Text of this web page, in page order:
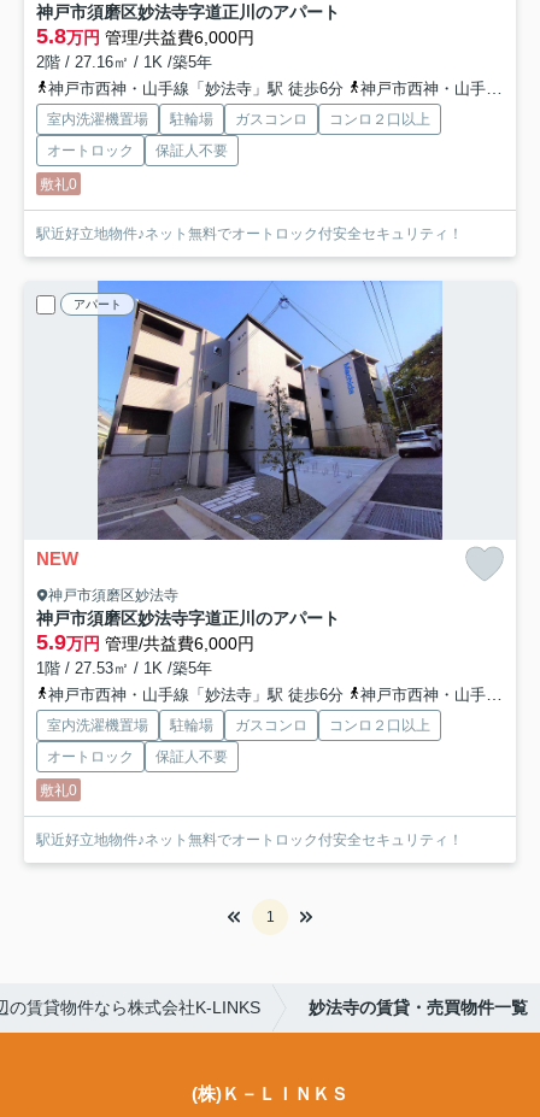
神戸市須磨区妙法寺字道正川のアパート
5.8万円 管理/共益費6,000円
2階 / 27.16㎡ / 1K /築5年
神戸市西神・山手線「妙法寺」駅 徒歩6分
神戸市西神・山手線「名谷」駅 徒歩22分
室内洗濯機置場 駐輪場 ガスコンロ
コンロ２口以上
オートロック
保証人不要
敷礼0
駅近好立地物件♪ネット無料でオートロック付安全セキュリティ！
アパート
NEW
神戸市須磨区妙法寺
神戸市須磨区妙法寺字道正川のアパート
5.9万円 管理/共益費6,000円
1階 / 27.53㎡ / 1K /築5年
神戸市西神・山手線「妙法寺」駅 徒歩6分
神戸市西神・山手線「名谷」駅 徒歩22分
室内洗濯機置場 駐輪場 ガスコンロ
コンロ２口以上
オートロック
保証人不要
敷礼0
駅近好立地物件♪ネット無料でオートロック付安全セキュリティ！
1
の賃貸物件なら株式会社K-LINKS 妙法寺の賃貸・売買物件一覧
(株)Ｋ－ＬＩＮＫＳ